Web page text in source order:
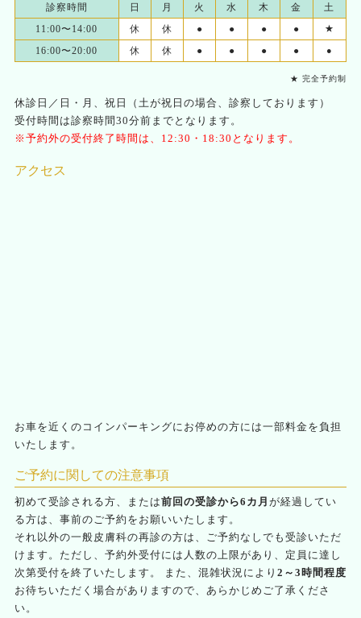
診察時間 日 月 火 水 木 金
土
11:00〜14:00
休 休 ● ● ● ● ★
16:00〜20:00 休 休 ● ● ● ● ●
★ 完全予約制
休診日／日・月、祝日（土が祝日の場合、診察しております）
受付時間は診察時間30分前までとなります。
※予約外の受付終了時間は、12:30・18:30となります。
アクセス
お車を近くのコインパーキングにお停めの方には一部料金を負担
いたします。
ご予約に関しての注意事項
初めて受診される方、または前回の受診から6カ月 が経過してい
る方は、事前のご予約をお願いいたします。
それ以外の一般皮膚科の再診の方は、ご予約なしでも受診いただ
けます。ただし、予約外受付には人数の上限があり、定員に達し
次第受付を終了いたします。 また、混雑状況により 2～3時間程度
お待ちいただく場合がありますので、あらかじめご了承くださ
い。